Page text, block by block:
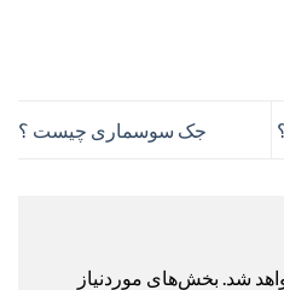
جک سوسماری چیست ؟
شد. بخش‌های موردنیاز